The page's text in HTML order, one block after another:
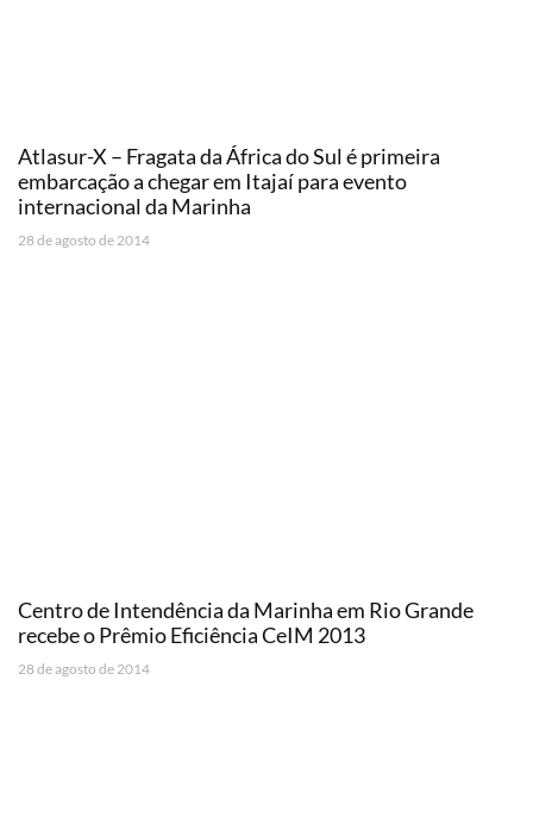
Atlasur-X – Fragata da África do Sul é primeira
embarcação a chegar em Itajaí para evento
internacional da Marinha
28 de agosto de 2014
Centro de Intendência da Marinha em Rio Grande
recebe o Prêmio Eficiência CeIM 2013
28 de agosto de 2014